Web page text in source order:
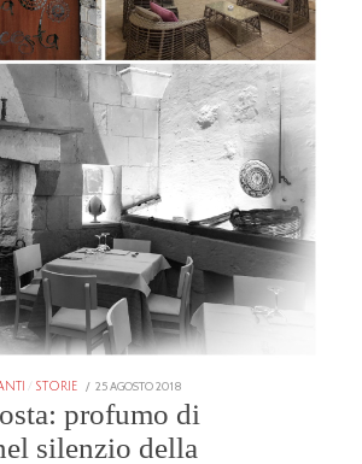
STORIE
POSTED
ON
25 AGOSTO 2018
GENNAIO
2026
profumo di
silenzio della